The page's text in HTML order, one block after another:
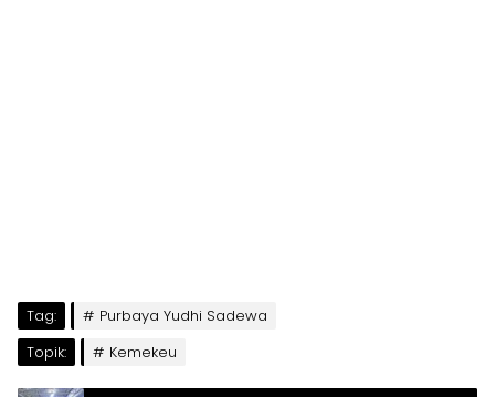
Tag:
Purbaya Yudhi Sadewa
Topik:
Kemekeu